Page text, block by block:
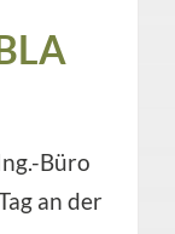
Büro
an der